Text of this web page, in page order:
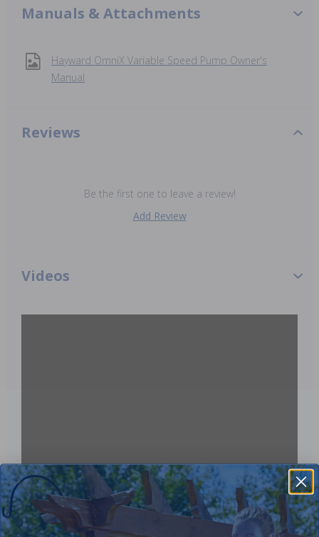
Manuals & Attachments
Hayward OmniX Variable Speed Pump Owner's
Manual
Reviews
Be the first one to leave a review!
Add Review
Videos